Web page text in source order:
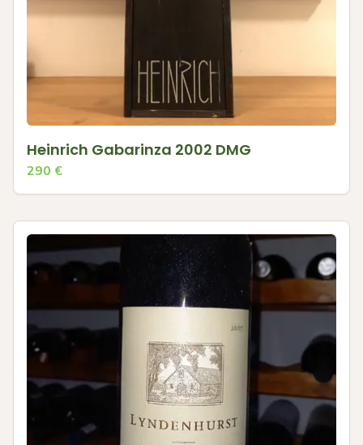
Heinrich Gabarinza 2002 DMG
290 €